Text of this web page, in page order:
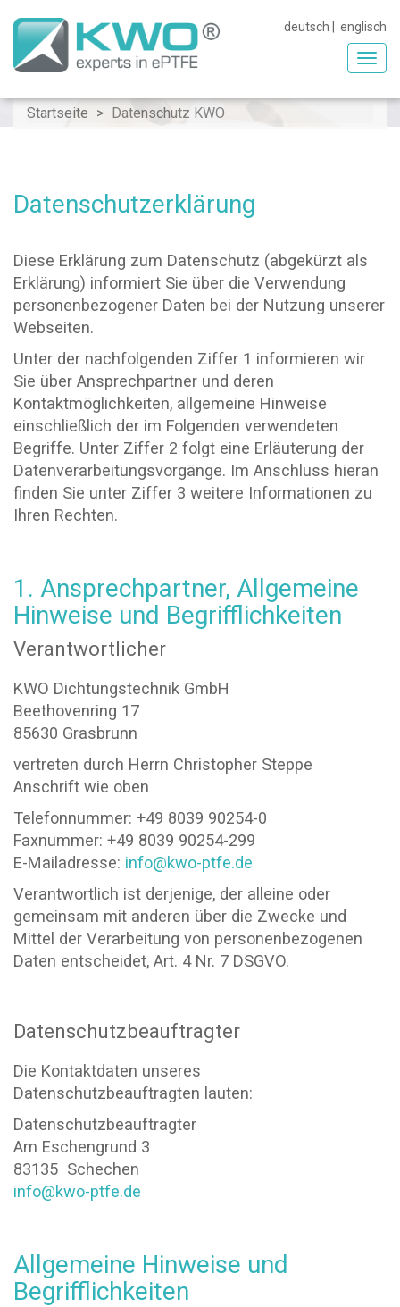
deutsch englisch
Startseite Datenschutz KWO
Datenschutzerklärung
Diese Erklärung zum Datenschutz (abgekürzt als
Erklärung) informiert Sie über die Verwendung
personenbezogener Daten bei der Nutzung unserer
Webseiten.
Unter der nachfolgenden Ziffer 1 informieren wir
Sie über Ansprechpartner und deren
Kontaktmöglichkeiten, allgemeine Hinweise
einschließlich der im Folgenden verwendeten
Begriffe. Unter Ziffer 2 folgt eine Erläuterung der
Datenverarbeitungsvorgänge. Im Anschluss hieran
finden Sie unter Ziffer 3 weitere Informationen zu
Ihren Rechten.
1. Ansprechpartner, Allgemeine
Hinweise und Begrifflichkeiten
Verantwortlicher
KWO Dichtungstechnik GmbH
Beethovenring 17
85630 Grasbrunn
vertreten durch Herrn Christopher Steppe
Anschrift wie oben
Telefonnummer: +49 8039 90254-0
Faxnummer: +49 8039 90254-299
E-Mailadresse: info@kwo-ptfe.de
Verantwortlich ist derjenige, der alleine oder
gemeinsam mit anderen über die Zwecke und
Mittel der Verarbeitung von personenbezogenen
Daten entscheidet, Art. 4 Nr. 7 DSGVO.
Datenschutzbeauftragter
Die Kontaktdaten unseres
Datenschutzbeauftragten lauten:
Datenschutzbeauftragter
Am Eschengrund 3
83135 Schechen
info@kwo-ptfe.de
Allgemeine Hinweise und
Begrifflichkeiten